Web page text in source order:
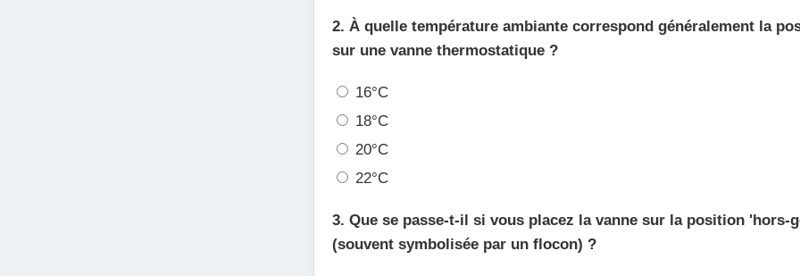
2. À quelle température ambiante correspond généralement la
sur une vanne thermostatique ?
16°C
18°C
20°C
22°C
3. Que se passe-t-il si vous placez la vanne sur la position 'hors-
(souvent symbolisée par un flocon) ?